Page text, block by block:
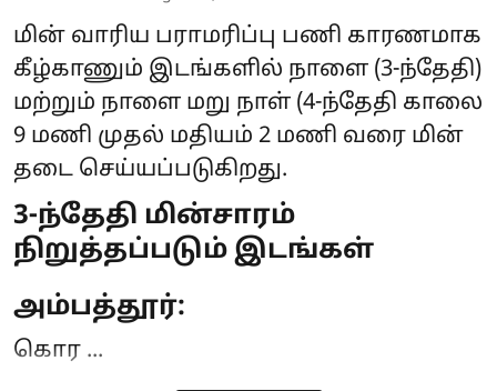
மின் வாரிய பராமரிப்பு பணி காரணமாக
கீழ்காணும் இடங்களில் நாளை (3-ந்தேதி)
மற்றும் நாளை மறு நாள் (4-ந்தேதி காலை
9 மணி முதல் மதியம் 2 மணி வரை மின்
தடை செய்யப்படுகிறது.
3-ந்தேதி மின்சாரம்
நிறுத்தப்படும் இடங்கள்
அம்பத்தூர்:
கொர ...